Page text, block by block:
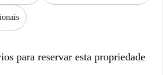
para reservar esta propriedade